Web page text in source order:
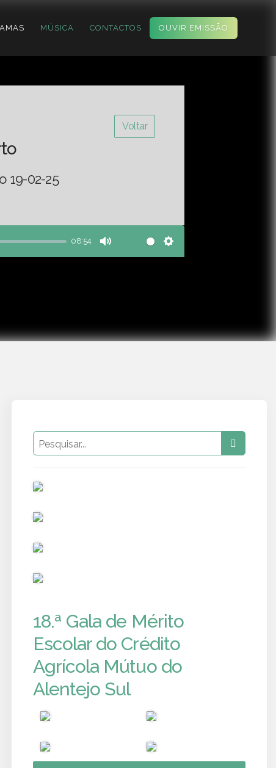
MÚSICA CONTACTOS OUVIR EMISSÃO
Voltar
19-02-25
08:54
Mute Settings
18.ª Gala de Mérito
Escolar do Crédito
Agrícola Mútuo do
Alentejo Sul